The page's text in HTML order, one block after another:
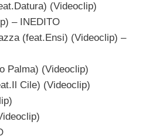
(Videoclip)
– INEDITO
(feat.Ensi) (Videoclip) –
Palma) (Videoclip)
Cile) (Videoclip)